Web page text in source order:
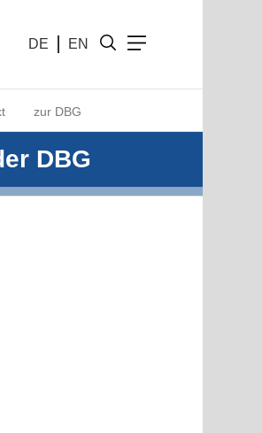
DE EN
zur DBG
DBG